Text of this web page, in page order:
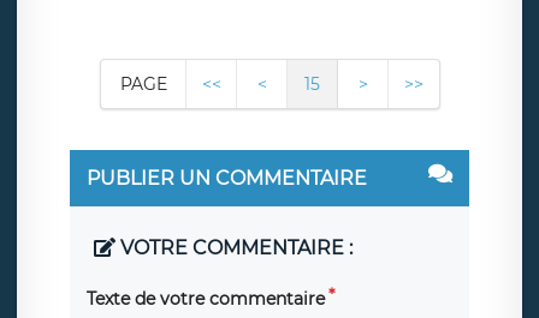
PAGE << < 15 > >>
PUBLIER UN COMMENTAIRE
VOTRE COMMENTAIRE :
Texte de votre commentaire